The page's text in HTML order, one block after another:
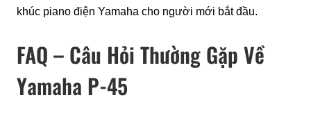
khúc piano điện Yamaha cho người mới bắt đầu.
FAQ – Câu Hỏi Thường Gặp Về
Yamaha P-45